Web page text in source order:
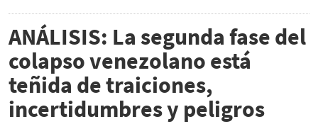
ANÁLISIS: La segunda fase del
colapso venezolano está
teñida de traiciones,
incertidumbres y peligros